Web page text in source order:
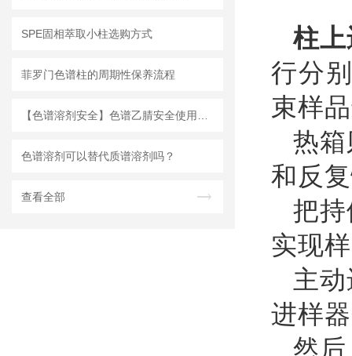
SPE固相萃取小柱选购方式
菲罗门色谱柱的周期性保养流程
色谱溶剂可以替代质谱溶剂吗？
查看全部
柱
行分
束样
热
和反
把
实现
主
进样
然